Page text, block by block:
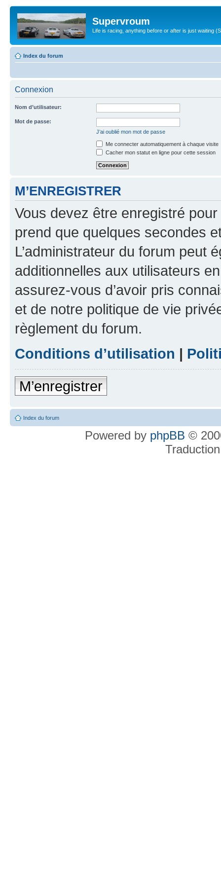
Supervroum
Life is racing, anything before or after is just waiting
Index du forum
Connexion
Nom d’utilisateur:
Mot de passe:
J’ai oublié mon mot de passe
Me connecter automatiquement à chaque visite
Cacher mon statut en ligne pour cette session
M’ENREGISTRER
Vous devez être enregistré
prend que quelques secondes
L’administrateur du forum peut
additionnelles aux utilisateurs
assurez-vous d’avoir pris
et de notre politique de vie
règlement du forum.
Conditions d’utilisation |
M’enregistrer
Index du forum
Powered by phpBB ©